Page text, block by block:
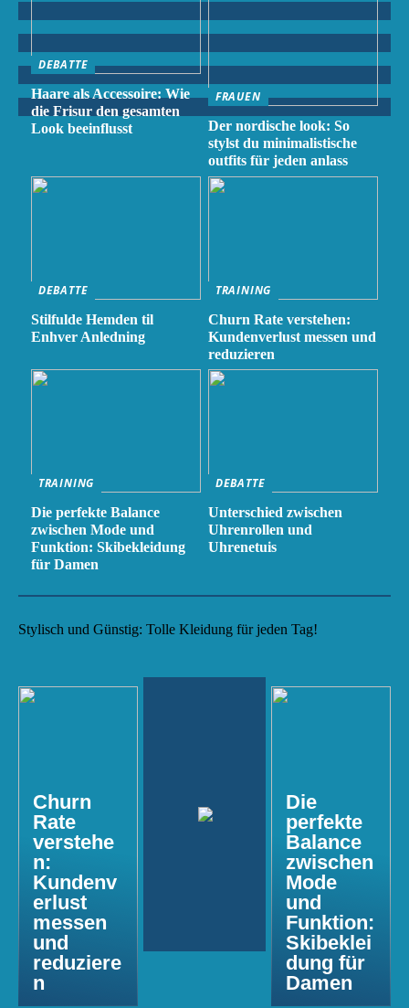
DEBATTE
Haare als Accessoire: Wie
die Frisur den gesamten
Look beeinflusst
FRAUEN
Der nordische look: So
stylst du minimalistische
outfits für jeden anlass
DEBATTE
Stilfulde Hemden til
Enhver Anledning
TRAINING
Churn Rate verstehen:
Kundenverlust messen und
reduzieren
TRAINING
Die perfekte Balance
zwischen Mode und
Funktion: Skibekleidung
für Damen
DEBATTE
Unterschied zwischen
Uhrenrollen und
Uhrenetuis
Stylisch und Günstig: Tolle Kleidung für jeden Tag!
Churn
Rate
verstehe
n:
Kundenv
erlust
messen
und
reduziere
n
Die
perfekte
Balance
zwischen
Mode
und
Funktion:
Skibeklei
dung für
Damen